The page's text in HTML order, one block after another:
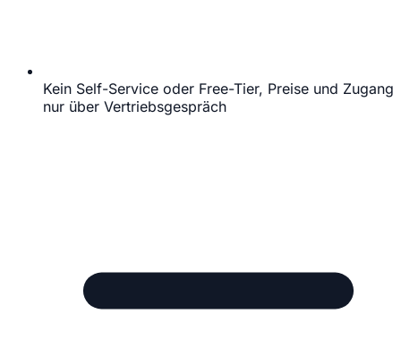
Kein Self-Service oder Free-Tier, Preise und Zugang
nur über Vertriebsgespräch